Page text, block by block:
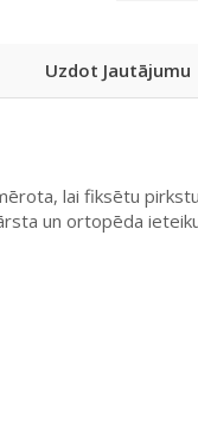
Uzdot Jautājumu
lai fiksētu
un ortopēda